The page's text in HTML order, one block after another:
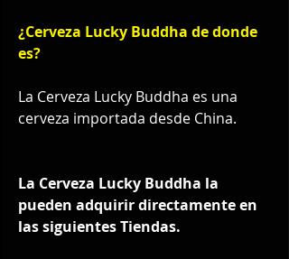
¿Cerveza Lucky Buddha de donde
es?
La Cerveza Lucky Buddha es una
cerveza importada desde China.
La Cerveza Lucky Buddha la
pueden adquirir directamente en
las siguientes Tiendas.